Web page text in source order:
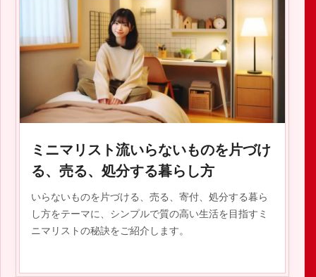
ミニマリスト流いらないものを片づけ
る、売る、処分する暮らし方
いらないものを片づける、売る、寄付、処分する暮ら
し方をテーマに、シンプルで質の高い生活を目指すミ
ニマリストの秘訣をご紹介します。